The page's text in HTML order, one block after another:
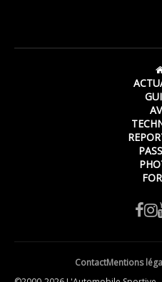
ContactMentions